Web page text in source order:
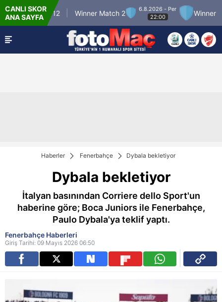
CANLI SKOR
ANA SAYFA
Match 12 Winner Match 2
6.8.2026 - Per
22:00
Winner
Haberler Fenerbahçe Dybala bekletiyor
Dybala bekletiyor
İtalyan basınından Corriere dello Sport'un
haberine göre; Boca Juniors ile Fenerbahçe,
Paulo Dybala'ya teklif yaptı.
Fenerbahçe Haberleri
Giriş Tarihi: 09 Mayıs 2026 06:50